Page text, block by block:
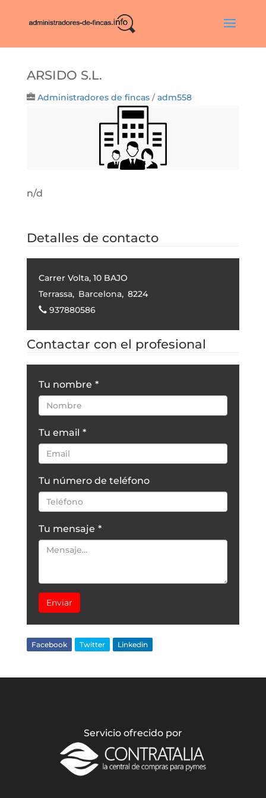
ARSIDO S.L.
Administradores de fincas/ adm558
n/d
Detalles de contacto
Carrer Volta, 10 BAJO
Terrassa, Barcelona, 8224
937880586
Contactar con el profesional
Tu nombre *
Tu email *
Tu número de teléfono
Tu mensaje *
Enviar
Facebook Twitter Linkedin
Servicio ofrecido por